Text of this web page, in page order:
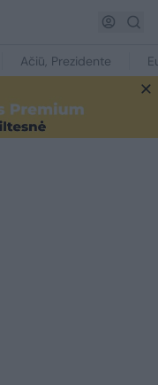
Ačiū, Prezidente